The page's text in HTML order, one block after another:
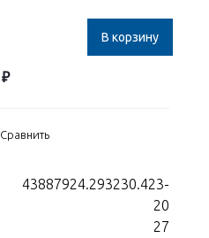
В корзину
₽
Сравнить
43887924.293230.423-
20
27